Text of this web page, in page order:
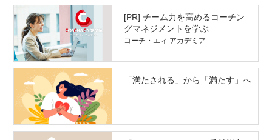
[PR] チーム力を高めるコーチン
グマネジメントを学ぶ
コーチ・エィ アカデミア
「満たされる」から「満たす」へ